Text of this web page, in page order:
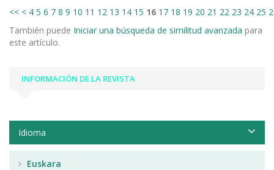
<< < 4 5 6 7 8 9 10 11 12 13 14 15 16 17 18 19 20 21 22 23 24 25
También puede Iniciar una búsqueda de similitud avanzada para
este artículo.
INFORMACIÓN DE LA REVISTA
Idioma
Euskara